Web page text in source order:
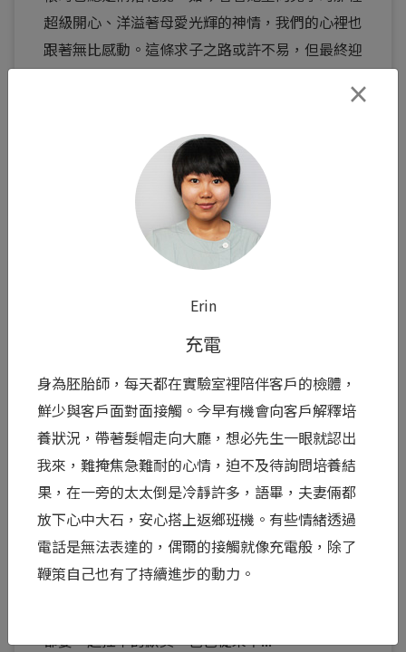
超級開心、洋溢著母愛光輝的神情，我們的心裡也
跟著無比感動。這條求子之路或許不易，但最終迎
來了最美好的果實。吃著甜...
Mini
那聲「Yes」背後，是兩個人緊握的雙手
面對「第 12 天，要不要繼續救？」這個如同豪賭
般的抉擇，從來不是她一個人的孤軍奮戰。身旁的
另一半，正同時扛著龐大的經濟壓力、看著妻子繼
續挨針受罪的心疼與不捨，以及面對未知的深層恐
懼。當她眼神堅定地說出那聲「Yes」時，背後其
都要一起扛下的默契。爸爸從來不...
×
Erin
充電
身為胚胎師，每天都在實驗室裡陪伴客戶的檢體，
鮮少與客戶面對面接觸。今早有機會向客戶解釋培
養狀況，帶著髮帽走向大廳，想必先生一眼就認出
我來，難掩焦急難耐的心情，迫不及待詢問培養結
果，在一旁的太太倒是冷靜許多，語畢，夫妻倆都
放下心中大石，安心搭上返鄉班機。有些情緒透過
電話是無法表達的，偶爾的接觸就像充電般，除了
鞭策自己也有了持續進步的動力。